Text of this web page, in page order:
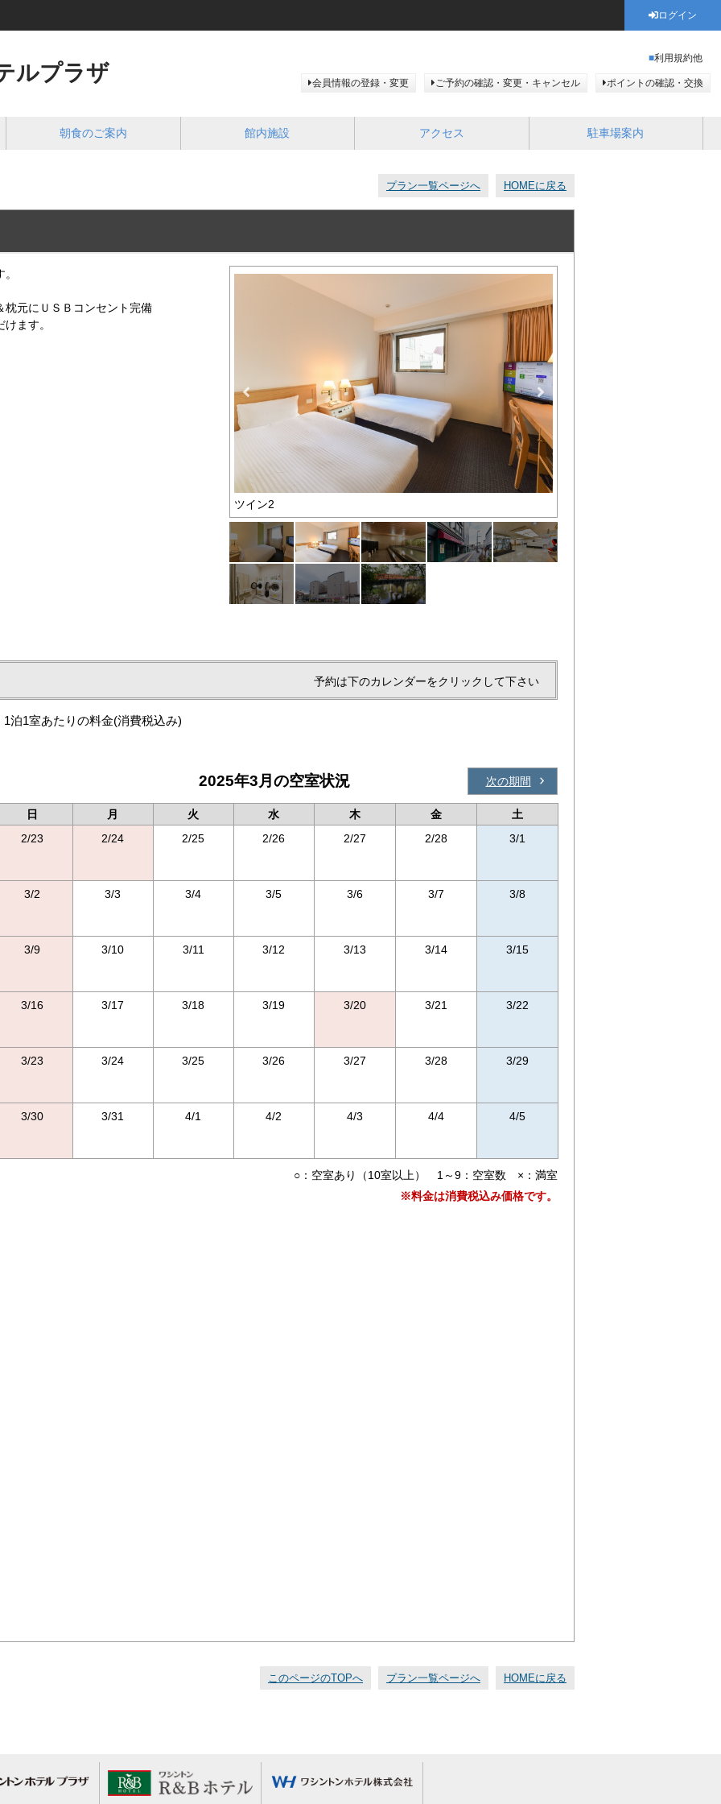
ログイン
ルプラザ
利用規約他
会員情報の登録・変更 ご予約の確認・変更・キャンセル ポイントの確認・交換
朝食のご案内 館内施設 アクセス 駐車場案内
プラン一覧ページへ HOMEに戻る
枕元にＵＳＢコンセント完備
ます。
ツイン2
予約は下のカレンダーをクリックして下さい
泊1室あたりの料金(消費税込み)
2025年3月の空室状況 次の期間
日 月 火 水 木 金
土
2/23
2/24 2/25 2/26 2/27 2/28 3/1
3/2 3/3 3/4 3/5 3/6 3/7 3/8
3/9 3/10 3/11 3/12 3/13 3/14 3/15
3/16 3/17 3/18 3/19 3/20 3/21 3/22
3/23 3/24 3/25 3/26 3/27 3/28 3/29
3/30 3/31 4/1 4/2 4/3 4/4 4/5
○：空室あり（10室以上） 1～9：空室数 ×：満室
※料金は消費税込み価格です。
このページのTOPへ プラン一覧ページへ HOMEに戻る